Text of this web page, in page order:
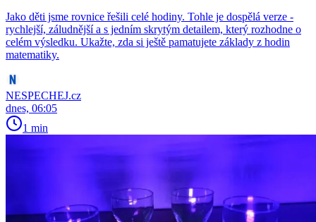
Jako děti jsme rovnice řešili celé hodiny. Tohle je dospělá verze -
rychlejší, záludnější a s jedním skrytým detailem, který rozhodne o
celém výsledku. Ukažte, zda si ještě pamatujete základy z hodin
matematiky.
NESPECHEJ.cz
dnes, 06:05
1 min